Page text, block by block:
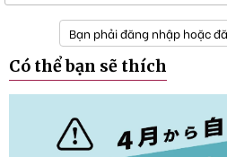
Bạn phải đăng nhập hoặc
Có thể bạn sẽ thích